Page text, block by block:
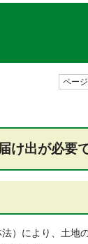
ペー
け出が必要で
）により、土地